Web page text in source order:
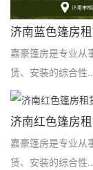
济南蓝色篷房
嘉豪篷房是专业从
赁、安装的综合性
济南红色篷房
嘉豪篷房是专业从
赁、安装的综合性